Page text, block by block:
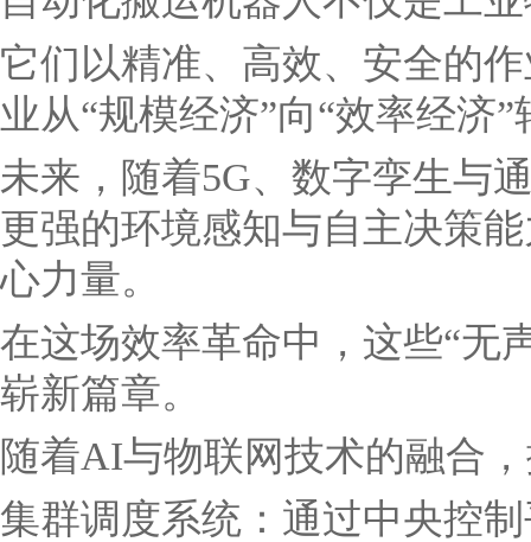
它们以精准、高效、安全的
业从“规模经济”向“效率经济”
未来，随着5G、数字孪生与
更强的环境感知与自主决策
心力量。
在这场效率革命中，这些“无
崭新篇章。
随着AI与物联网技术的融合
集群调度系统：通过中央控